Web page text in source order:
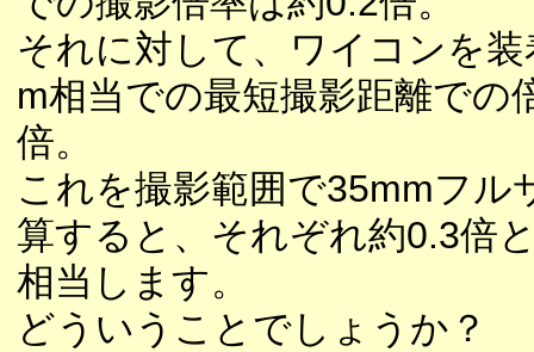
それに対して、ワイコンを
m相当での最短撮影距離での
倍。
これを撮影範囲で35mmフル
算すると、それぞれ約0.3倍
相当します。
どういうことでしょうか？